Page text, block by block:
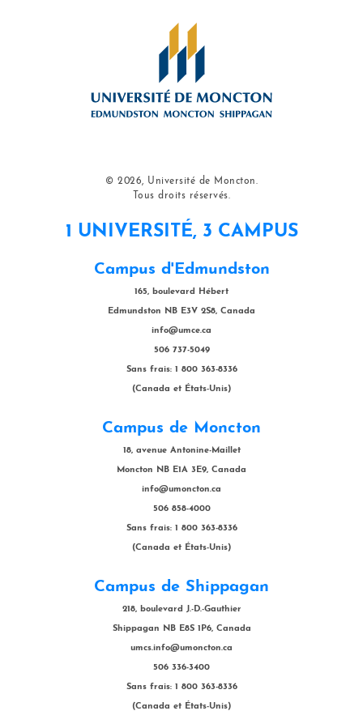
© 2026, Université de Moncton.
Tous droits réservés.
1 UNIVERSITÉ, 3 CAMPUS
Campus d'Edmundston
165, boulevard Hébert
Edmundston NB E3V 2S8, Canada
info@umce.ca
506 737-5049
Sans frais: 1 800 363-8336
(Canada et États-Unis)
Campus de Moncton
18, avenue Antonine-Maillet
Moncton NB E1A 3E9, Canada
info@umoncton.ca
506 858-4000
Sans frais: 1 800 363-8336
(Canada et États-Unis)
Campus de Shippagan
218, boulevard J.-D.-Gauthier
Shippagan NB E8S 1P6, Canada
umcs.info@umoncton.ca
506 336-3400
Sans frais: 1 800 363-8336
(Canada et États-Unis)